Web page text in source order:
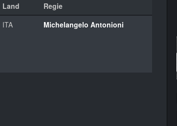
Land Regie
ITA Michelangelo Antonioni